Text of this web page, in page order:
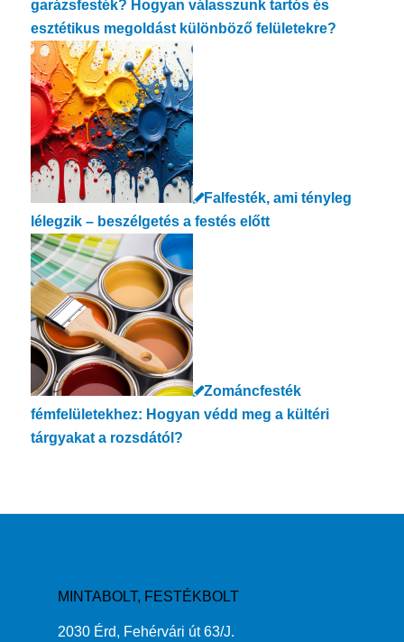
garázsfesték? Hogyan válasszunk tartós és
esztétikus megoldást különböző felületekre?
Falfesték, ami tényleg
lélegzik – beszélgetés a festés előtt
Zománcfesték
fémfelületekhez: Hogyan védd meg a kültéri
tárgyakat a rozsdától?
MINTABOLT, FESTÉKBOLT
2030 Érd, Fehérvári út 63/J.